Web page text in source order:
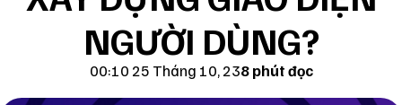
NGƯỜI DÙNG?
00:10 25 Tháng 10, 238 phút đọc